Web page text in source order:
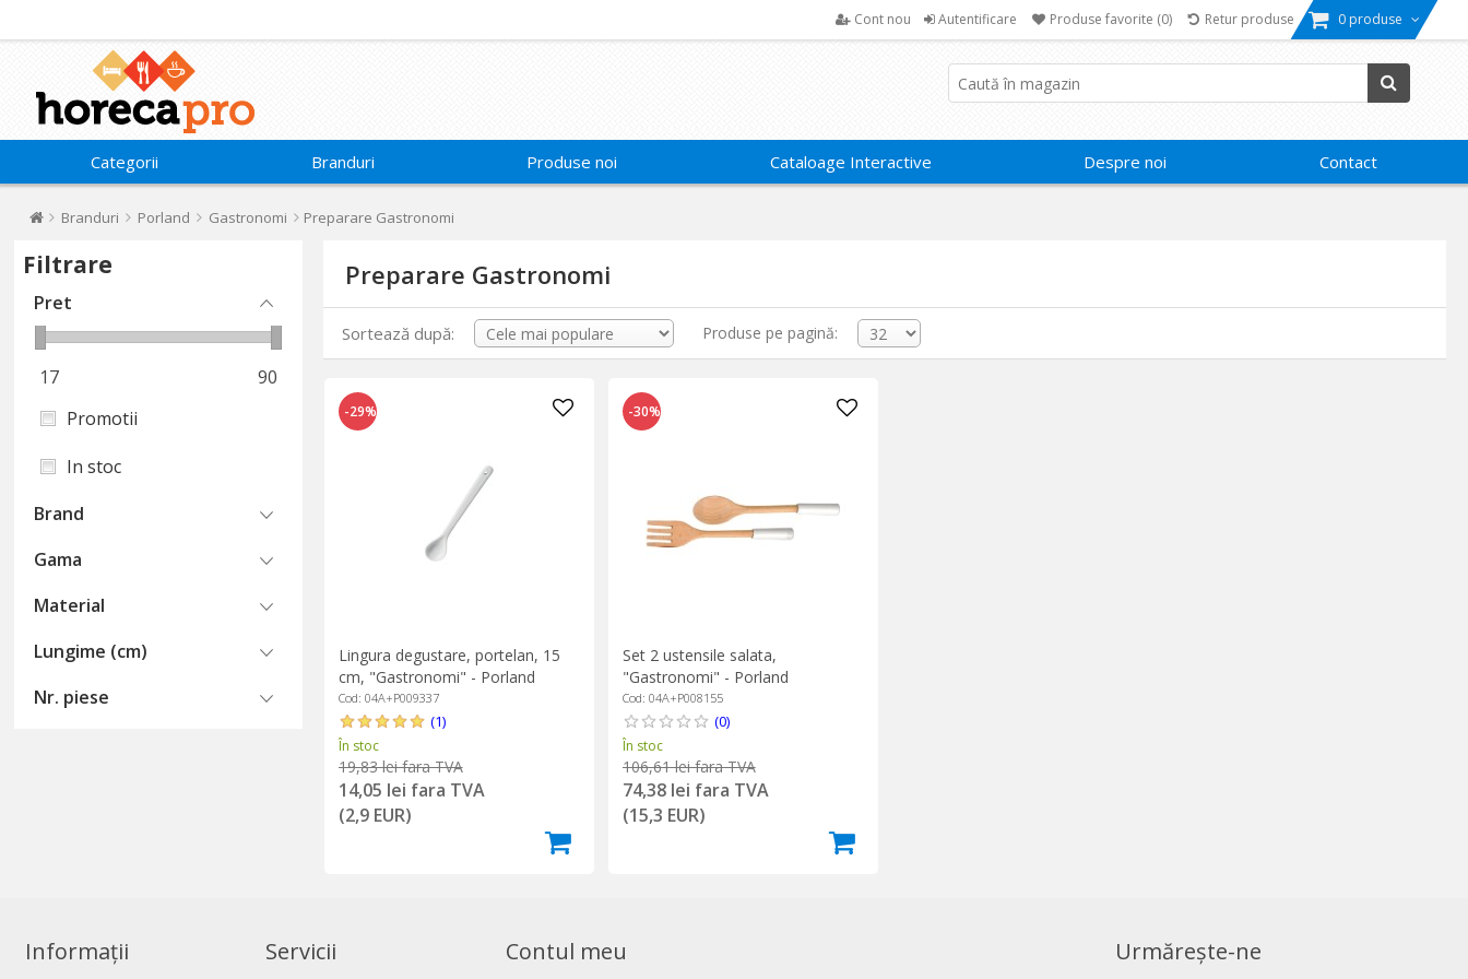
Cont nou Autentificare Produse favorite (0) Retur produse 0 produse
Categorii Branduri Produse noi Cataloage Interactive Despre noi Contact
Branduri Porland Gastronomi Preparare Gastronomi
Filtrare
Pret
17
90
Promotii
In stoc
Brand
Gama
Material
Lungime (cm)
Nr. piese
Preparare Gastronomi
Sortează după: Produse pe pagină:
-29%
Lingura degustare, portelan, 15
cm, "Gastronomi" - Porland
Cod: 04A+P009337
(1)
În stoc
19,83 lei fara TVA
14,05 lei fara TVA
(2,9 EUR)
-30%
Set 2 ustensile salata,
"Gastronomi" - Porland
Cod: 04A+P008155
(0)
În stoc
106,61 lei fara TVA
74,38 lei fara TVA
(15,3 EUR)
Informații Servicii Contul meu Urmărește-ne